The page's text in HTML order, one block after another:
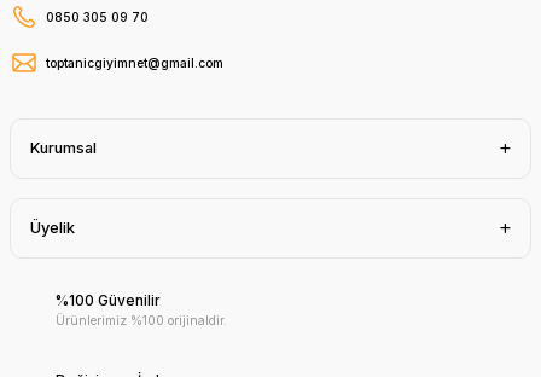
0850 305 09 70
toptanicgiyimnet@gmail.com
Kurumsal
Üyelik
%100 Güvenilir
Ürünlerimiz %100 orijinaldir.